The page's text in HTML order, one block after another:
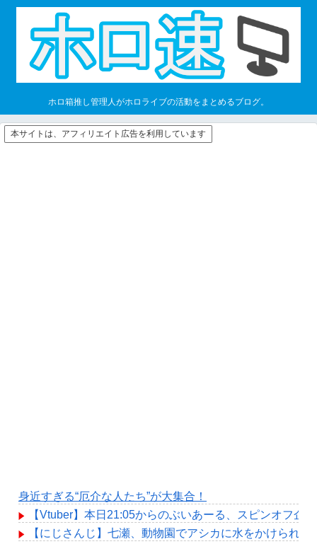
ホロ箱推し管理人がホロライブの活動をまとめるブログ。
本サイトは、アフィリエイト広告を利用しています
身近すぎる“厄介な人たち”が大集合！
【Vtuber】本日21:05からのぶいあーる、スピンオフ企
【にじさんじ】七瀬、動物園でアシカに水をかけられ